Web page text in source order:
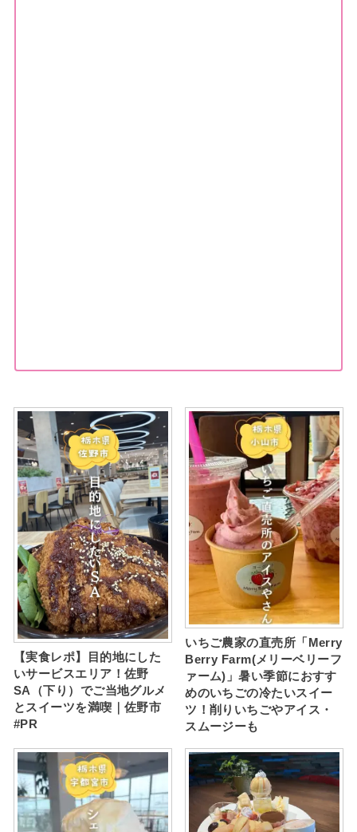
【実食レポ】目的地にした
いサービスエリア！佐野
SA（下り）でご当地グルメ
とスイーツを満喫｜佐野市
#PR
いちご農家の直売所「Merry
Berry Farm(メリーベリーフ
ァーム)」暑い季節におすす
めのいちごの冷たいスイー
ツ！削りいちごやアイス・
スムージーも